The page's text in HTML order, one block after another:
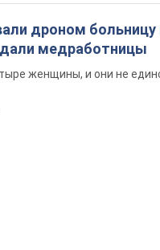
дроном больницу
медработницы
женщины, и они не